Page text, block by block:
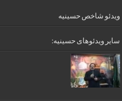
ویدئو شاخص حسینیه
سایر ویدئوهای حسینیه: